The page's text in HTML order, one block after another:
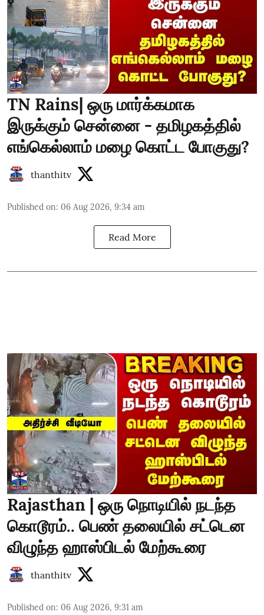
TN Rains| ஒரு மார்க்கமாக
இருக்கும் சென்னை - தமிழகத்தில்
எங்கெல்லாம் மழை கொட்ட போகுது?
thanthitv
Published on: 06 Aug 2026, 9:34 am
Read More
Rajasthan | ஒரு நொடியில் நடந்த
கொடூரம்.. பெண் தலையில் சட்டென
விழுந்த ஹாஸ்பிடல் மேற்கூரை
thanthitv
Published on: 06 Aug 2026, 9:31 am